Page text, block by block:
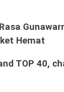
Hemat
TOP 40,